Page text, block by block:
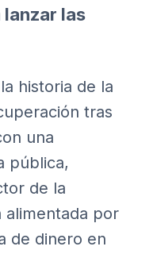
las
historia de la
tras
una
pública,
de la
alimentada por
de dinero en